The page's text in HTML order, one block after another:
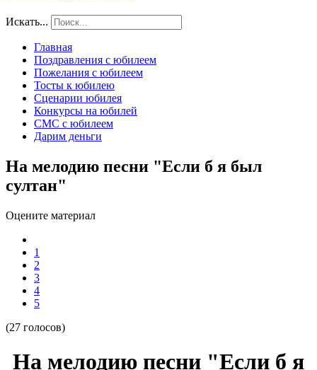
Искать...
Главная
Поздравления с юбилеем
Пожелания с юбилеем
Тосты к юбилею
Сценарии юбилея
Конкурсы на юбилей
СМС с юбилеем
Дарим деньги
На мелодию песни "Если б я был
султан"
Оцените материал
1
2
3
4
5
(27 голосов)
На мелодию песни "Если б я